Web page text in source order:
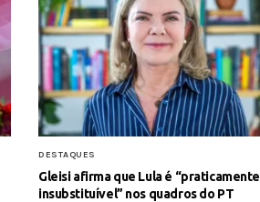
DESTAQUES
Gleisi afirma que Lula é “praticamente
insubstituível” nos quadros do PT